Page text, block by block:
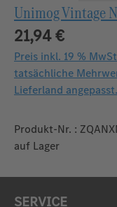
Unimog Vintage
21,94 €
Preis inkl. 19 %
tatsächliche
Lieferland angepasst.
Produkt-Nr. :
auf Lager
SERVICE